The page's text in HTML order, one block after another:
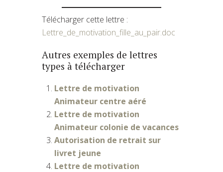
Télécharger cette lettre :
Lettre_de_motivation_fille_au_pair.doc
Autres exemples de lettres
types à télécharger
Lettre de motivation
Animateur centre aéré
Lettre de motivation
Animateur colonie de vacances
Autorisation de retrait sur
livret jeune
Lettre de motivation